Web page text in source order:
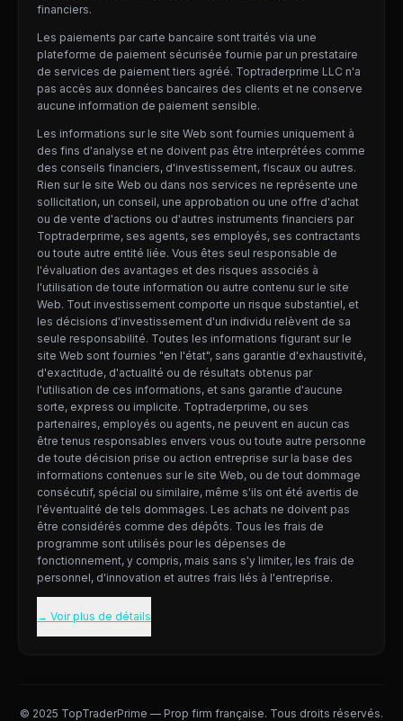
financiers.
Les paiements par carte bancaire sont traités via une
plateforme de paiement sécurisée fournie par un prestataire
de services de paiement tiers agréé. Toptraderprime LLC n'a
pas accès aux données bancaires des clients et ne conserve
aucune information de paiement sensible.
Les informations sur le site Web sont fournies uniquement à
des fins d'analyse et ne doivent pas être interprétées comme
des conseils financiers, d'investissement, fiscaux ou autres.
Rien sur le site Web ou dans nos services ne représente une
sollicitation, un conseil, une approbation ou une offre d'achat
ou de vente d'actions ou d'autres instruments financiers par
Toptraderprime, ses agents, ses employés, ses contractants
ou toute autre entité liée. Vous êtes seul responsable de
l'évaluation des avantages et des risques associés à
l'utilisation de toute information ou autre contenu sur le site
Web. Tout investissement comporte un risque substantiel, et
les décisions d'investissement d'un individu relèvent de sa
seule responsabilité. Toutes les informations figurant sur le
site Web sont fournies "en l'état", sans garantie d'exhaustivité,
d'exactitude, d'actualité ou de résultats obtenus par
l'utilisation de ces informations, et sans garantie d'aucune
sorte, express ou implicite. Toptraderprime, ou ses
partenaires, employés ou agents, ne peuvent en aucun cas
être tenus responsables envers vous ou toute autre personne
de toute décision prise ou action entreprise sur la base des
informations contenues sur le site Web, ou de tout dommage
consécutif, spécial ou similaire, même s'ils ont été avertis de
l'éventualité de tels dommages. Les achats ne doivent pas
être considérés comme des dépôts. Tous les frais de
programme sont utilisés pour les dépenses de
fonctionnement, y compris, mais sans s'y limiter, les frais de
personnel, d'innovation et autres frais liés à l'entreprise.
→ Voir plus de détails
© 2025 TopTraderPrime — Prop firm française. Tous droits réservés.